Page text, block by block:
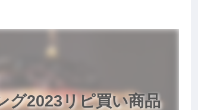
グ2023リピ買い商品